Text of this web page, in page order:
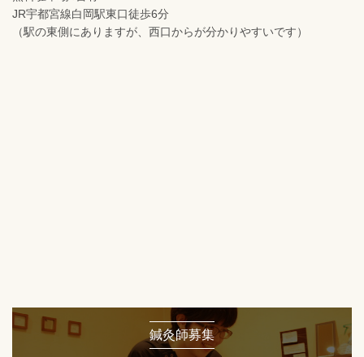
JR宇都宮線白岡駅東口徒歩6分
（駅の東側にありますが、西口からが分かりやすいです）
鍼灸師募集